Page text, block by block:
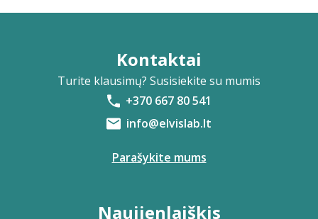
Kontaktai
Turite klausimų? Susisiekite su mumis
+370 667 80 541
info@elvislab.lt
Parašykite mums
Naujienlaiškis